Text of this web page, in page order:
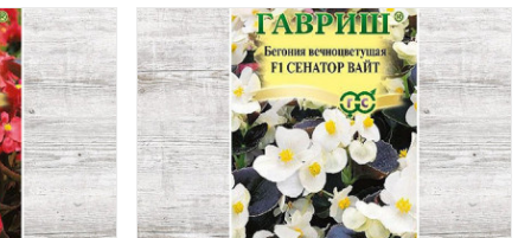
20 - 25 см
20 х 30 см
полутень
Высота растения 20 - 25 см
Растояние между
растениями
20 х 30 см
Местоположение солнце, полутень
Морозостойкость однолетник